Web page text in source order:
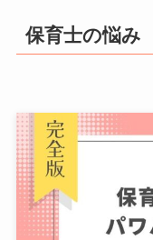
保育士の悩み